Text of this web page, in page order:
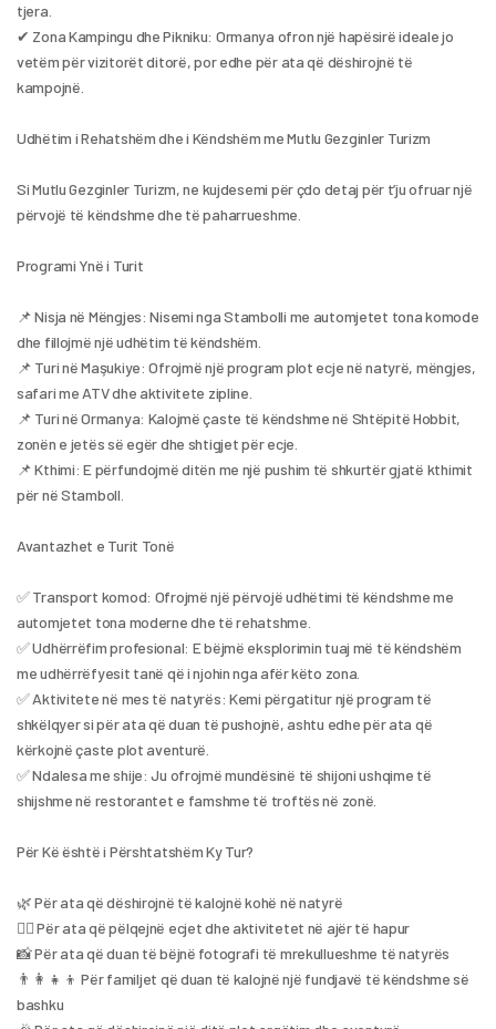
tjera.
✔ Zona Kampingu dhe Pikniku: Ormanya ofron një hapësirë ideale jo
vetëm për vizitorët ditorë, por edhe për ata që dëshirojnë të
kampojnë.
Udhëtim i Rehatshëm dhe i Këndshëm me Mutlu Gezginler Turizm
Si Mutlu Gezginler Turizm, ne kujdesemi për çdo detaj për t’ju ofruar një
përvojë të këndshme dhe të paharrueshme.
Programi Ynë i Turit
📌 Nisja në Mëngjes: Nisemi nga Stambolli me automjetet tona komode
dhe fillojmë një udhëtim të këndshëm.
📌 Turi në Maşukiye: Ofrojmë një program plot ecje në natyrë, mëngjes,
safari me ATV dhe aktivitete zipline.
📌 Turi në Ormanya: Kalojmë çaste të këndshme në Shtëpitë Hobbit,
zonën e jetës së egër dhe shtigjet për ecje.
📌 Kthimi: E përfundojmë ditën me një pushim të shkurtër gjatë kthimit
për në Stamboll.
Avantazhet e Turit Tonë
✅ Transport komod: Ofrojmë një përvojë udhëtimi të këndshme me
automjetet tona moderne dhe të rehatshme.
✅ Udhërrëfim profesional: E bëjmë eksplorimin tuaj më të këndshëm
me udhërrëfyesit tanë që i njohin nga afër këto zona.
✅ Aktivitete në mes të natyrës: Kemi përgatitur një program të
shkëlqyer si për ata që duan të pushojnë, ashtu edhe për ata që
kërkojnë çaste plot aventurë.
✅ Ndalesa me shije: Ju ofrojmë mundësinë të shijoni ushqime të
shijshme në restorantet e famshme të troftës në zonë.
Për Kë është i Përshtatshëm Ky Tur?
🌿 Për ata që dëshirojnë të kalojnë kohë në natyrë
🚶‍♂️ Për ata që pëlqejnë ecjet dhe aktivitetet në ajër të hapur
📸 Për ata që duan të bëjnë fotografi të mrekullueshme të natyrës
👨‍👩‍👧‍👦 Për familjet që duan të kalojnë një fundjavë të këndshme së
bashku